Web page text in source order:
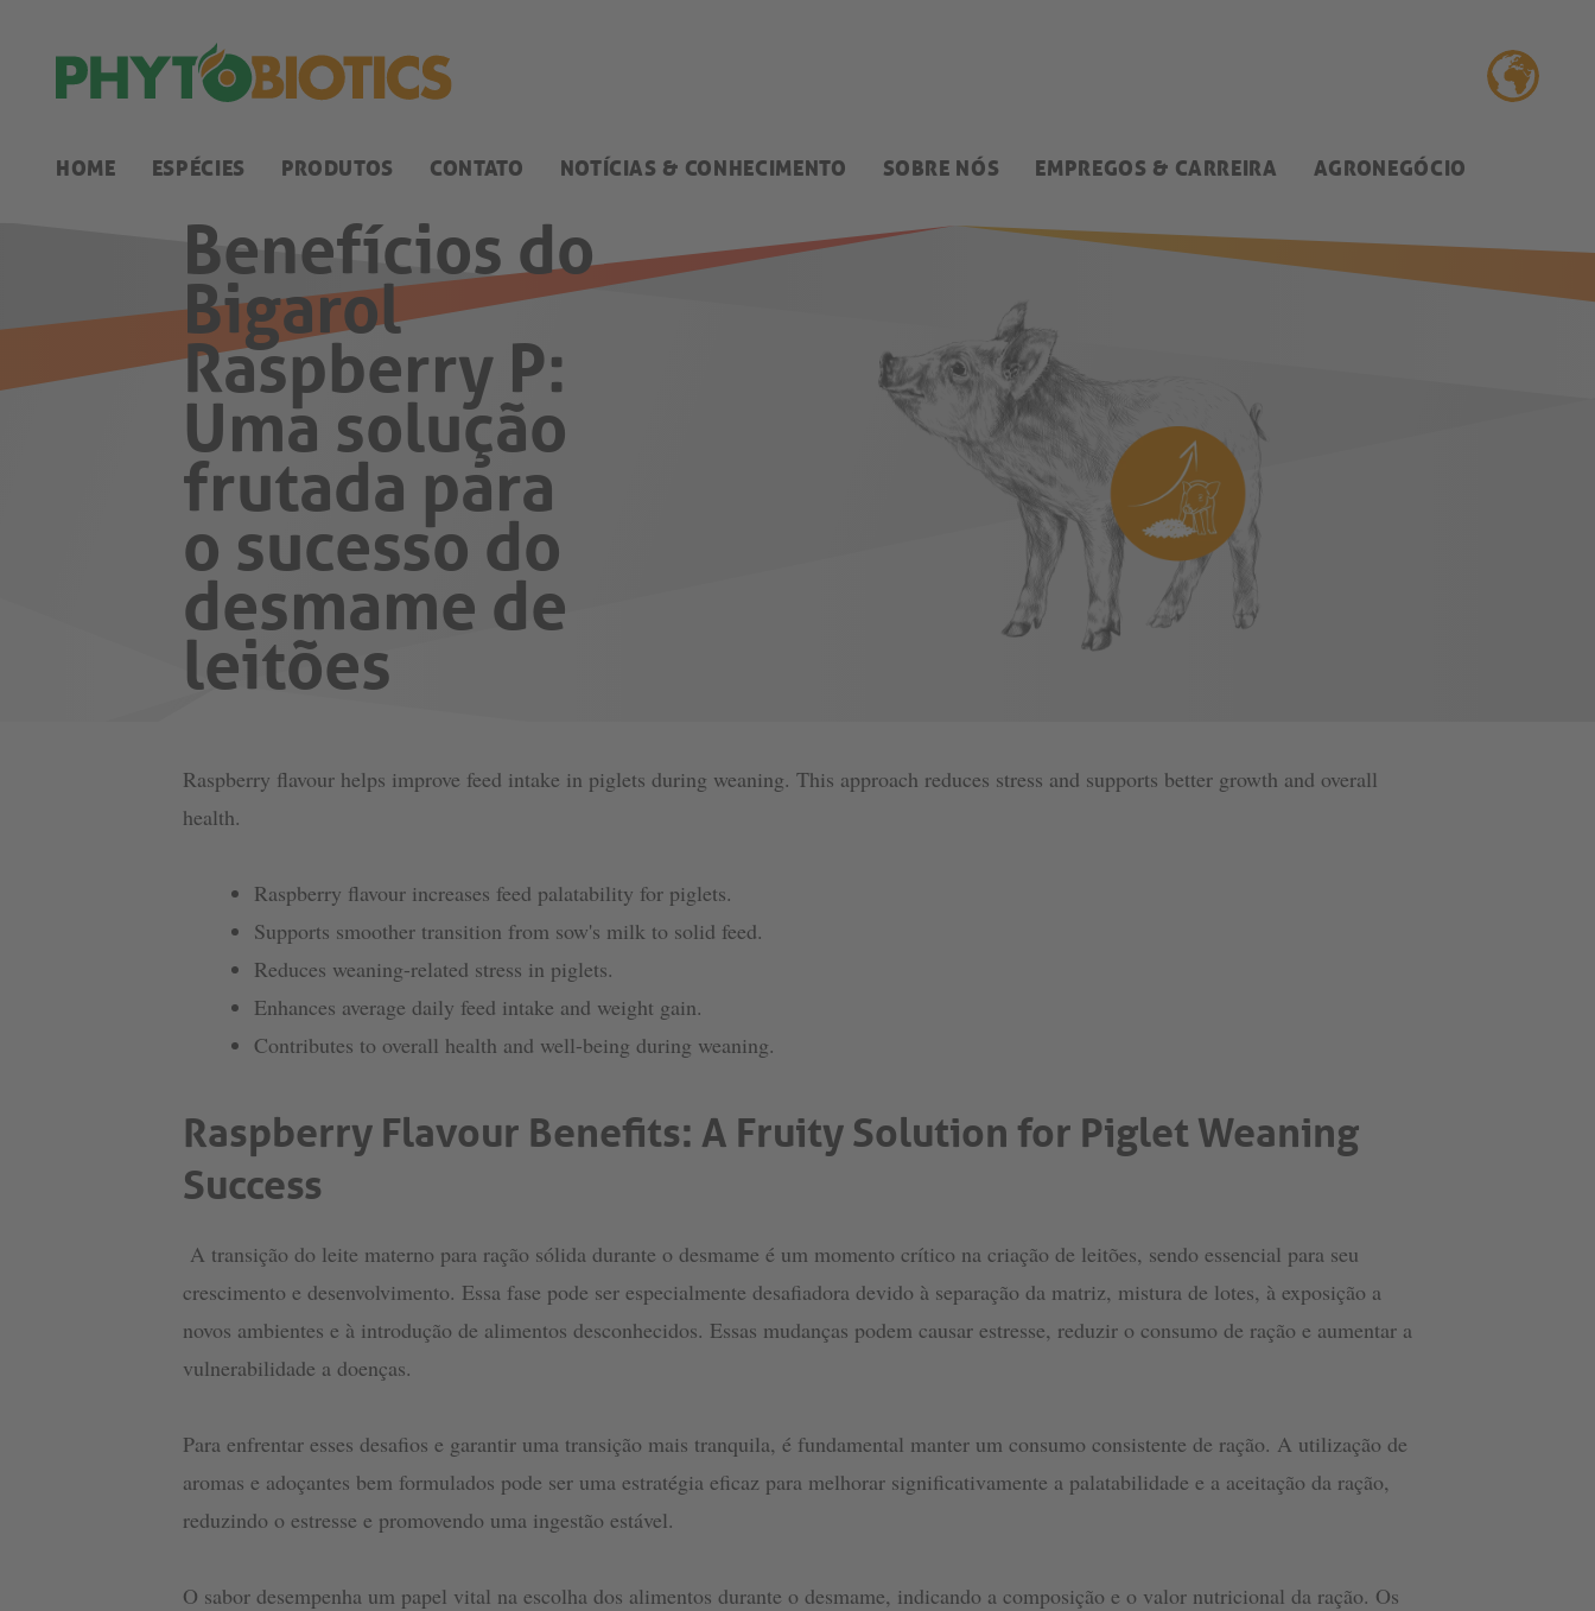
HOME ESPÉCIES PRODUTOS CONTATO NOTÍCIAS & CONHECIMENTO SOBRE NÓS EMPREGOS & CARREIRA AGRONEGÓCIO
Benefícios do
Bigarol
Raspberry P:
Uma solução
frutada para
o sucesso do
desmame de
leitões
Raspberry flavour helps improve feed intake in piglets during weaning. This approach reduces stress and supports better growth and overall
health.
Raspberry flavour increases feed palatability for piglets.
Supports smoother transition from sow's milk to solid feed.
Reduces weaning-related stress in piglets.
Enhances average daily feed intake and weight gain.
Contributes to overall health and well-being during weaning.
Raspberry Flavour Benefits: A Fruity Solution for Piglet Weaning
Success
A transição do leite materno para ração sólida durante o desmame é um momento crítico na criação de leitões, sendo essencial para seu
crescimento e desenvolvimento. Essa fase pode ser especialmente desafiadora devido à separação da matriz, mistura de lotes, à exposição a
novos ambientes e à introdução de alimentos desconhecidos. Essas mudanças podem causar estresse, reduzir o consumo de ração e aumentar a
vulnerabilidade a doenças.
Para enfrentar esses desafios e garantir uma transição mais tranquila, é fundamental manter um consumo consistente de ração. A utilização de
aromas e adoçantes bem formulados pode ser uma estratégia eficaz para melhorar significativamente a palatabilidade e a aceitação da ração,
reduzindo o estresse e promovendo uma ingestão estável.
O sabor desempenha um papel vital na escolha dos alimentos durante o desmame, indicando a composição e o valor nutricional da ração. Os